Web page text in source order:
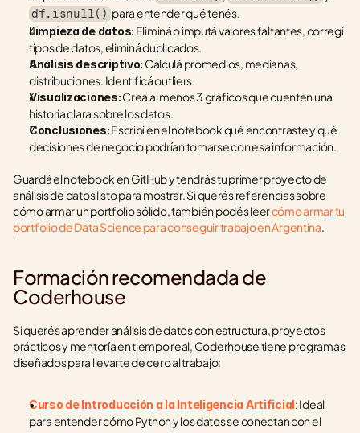
df.isnull() para entender qué tenés.
Limpieza de datos: Eliminá o imputá valores faltantes, corregí
tipos de datos, eliminá duplicados.
Análisis descriptivo: Calculá promedios, medianas,
distribuciones. Identificá outliers.
Visualizaciones: Creá al menos 3 gráficos que cuenten una
historia clara sobre los datos.
Conclusiones: Escribí en el notebook qué encontraste y qué
decisiones de negocio podrían tomarse con esa información.
Guardá el notebook en GitHub y tendrás tu primer proyecto de
análisis de datos listo para mostrar. Si querés referencias sobre
cómo armar un portfolio sólido, también podés leer cómo armar tu
portfolio de Data Science para conseguir trabajo en Argentina.
Formación recomendada de
Coderhouse
Si querés aprender análisis de datos con estructura, proyectos
prácticos y mentoría en tiempo real, Coderhouse tiene programas
diseñados para llevarte de cero al trabajo:
Curso de Introducción a la Inteligencia Artificial: Ideal
para entender cómo Python y los datos se conectan con el